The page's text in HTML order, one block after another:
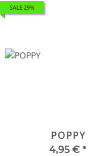
SALE 29%
POPPY
4,95 € *